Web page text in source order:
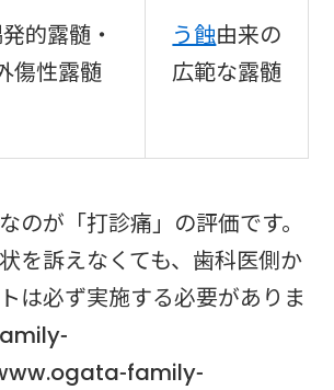
的露髄・
傷性露髄
う蝕由来の
広範な露髄
のが「打診痛」の評価です。
を訴えなくても、歯科医側か
は必ず実施する必要がありま
family-